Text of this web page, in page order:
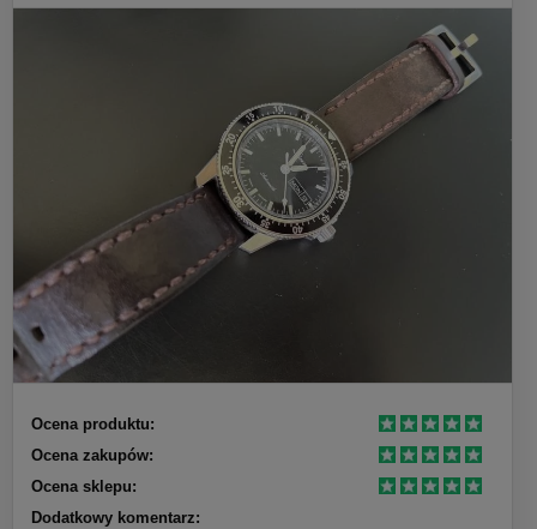
Ocena produktu:
Ocena zakupów:
Ocena sklepu:
Dodatkowy komentarz: